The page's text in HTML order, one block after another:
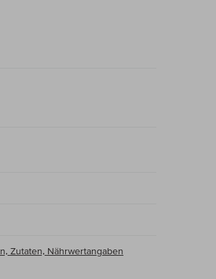
Zutaten, Nährwertangaben